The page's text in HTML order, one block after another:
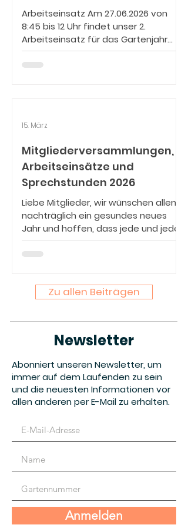
Jugendweihefeier
Arbeitseinsatz Am 27.06.2026 von
8:45 bis 12 Uhr findet unser 2.
Arbeitseinsatz für das Gartenjahr
2026 statt. Die anstehenden
Arbeiten werden rechtzeitig auf
€ fällig sin. Über eine rege Teilnahme
Zusammenfassung
Mitgliederversammlung Am
18.04.2026 fand die erste
Gartenjahr statt. Das e
Mitgliederversammlungen,
Arbeitseinsätze und
Sprechstunden 2026
Liebe Mitglieder, wir wünschen allen
nachträglich ein gesundes neues
Jahr und hoffen, dass jede und jeder
wohlauf im Jahr 2026 angekommen
ist. Mitgliederversammlung Am
Kleingartenvereins „Paradiesmühle“
Mitgliederversammlung für das
Gartenjahr 2026 statt. Folgende
Tagesordnung ist vorgesehen:
Eröffnung und Begrüßung Stand der
Arbeiten an der Elektroanlage An
15. März
Zu allen Beiträgen
Newsletter
Abonniert unseren Newsletter, um
immer auf dem Laufenden zu sein
und die neuesten Informationen vor
allen anderen per E-Mail zu erhalten.
Anmelden